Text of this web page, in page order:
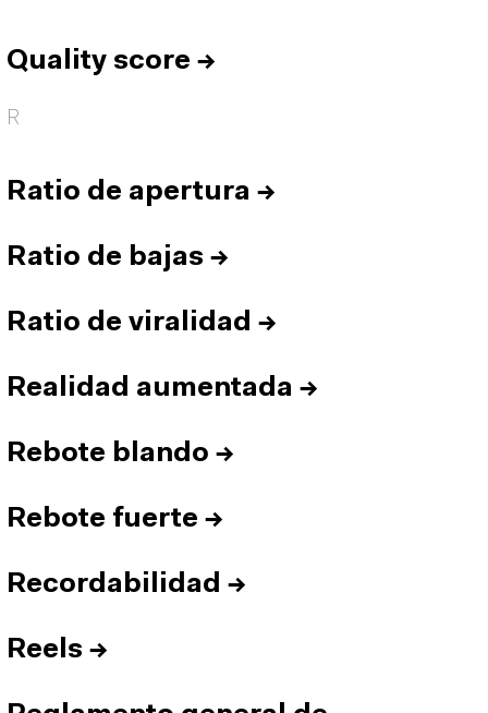
Quality score →
R
Ratio de apertura →
Ratio de bajas →
Ratio de viralidad →
Realidad aumentada →
Rebote blando →
Rebote fuerte →
Recordabilidad →
Reels →